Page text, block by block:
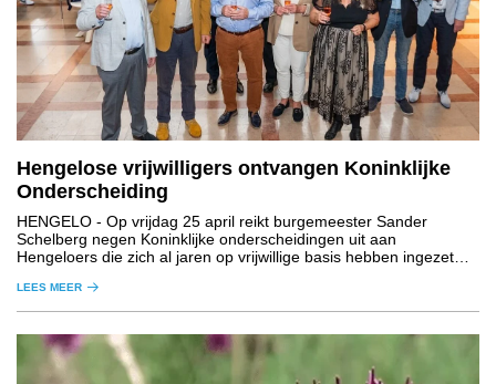
Hengelose vrijwilligers ontvangen Koninklijke
Onderscheiding
HENGELO - Op vrijdag 25 april reikt burgemeester Sander
Schelberg negen Koninklijke onderscheidingen uit aan
Hengeloers die zich al jaren op vrijwillige basis hebben ingezet
LEES MEER